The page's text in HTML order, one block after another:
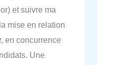
et suivre ma
mise en relation
en concurrence
Une